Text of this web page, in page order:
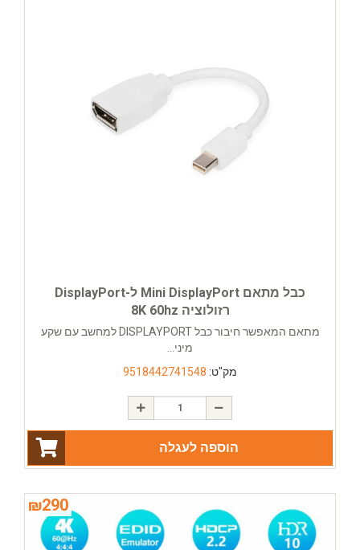
כבל מתאם Mini DisplayPort ל-DisplayPort
רזולוציה 8K 60hz
מתאם המאפשר חיבור כבל DISPLAYPORT למחשב עם שקע
מיני...
מק"ט: 9518442741548
הוספה לעגלה
₪290